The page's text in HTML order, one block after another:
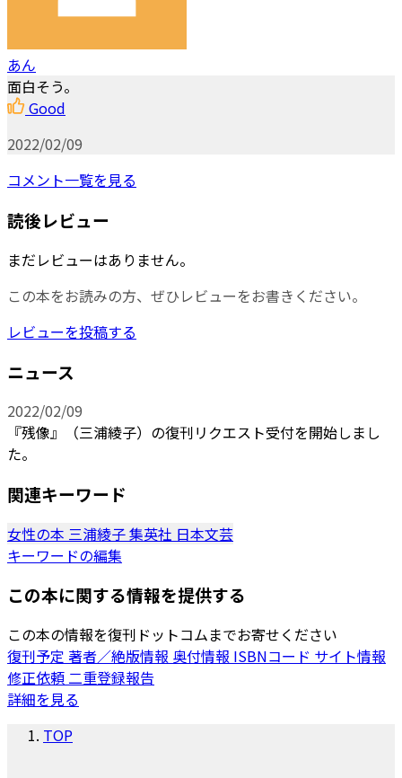
あん
面白そう。
Good
2022/02/09
コメント一覧を見る
読後レビュー
まだレビューはありません。
この本をお読みの方、ぜひレビューをお書きください。
レビューを投稿する
ニュース
2022/02/09
『残像』（三浦綾子）の復刊リクエスト受付を開始しまし
た。
関連キーワード
女性の本 三浦綾子集英社 日本文芸
キーワードの編集
この本に関する情報を提供する
この本の情報を復刊ドットコムまでお寄せください
復刊予定 著者／絶版情報 奥付情報 ISBNコード サイト情報
修正依頼二重登録報告
詳細を見る
TOP